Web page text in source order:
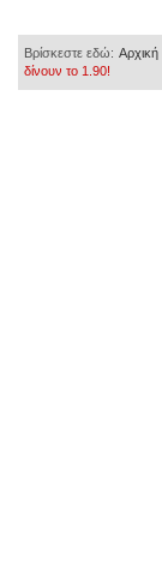
Βρίσκεστε εδώ: Αρχική
δίνουν το 1.90!